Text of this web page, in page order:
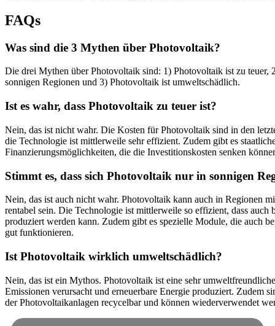
FAQs
Was sind die 3 Mythen über Photovoltaik?
Die drei Mythen über Photovoltaik sind: 1) Photovoltaik ist zu teuer,
sonnigen Regionen und 3) Photovoltaik ist umweltschädlich.
Ist es wahr, dass Photovoltaik zu teuer ist?
Nein, das ist nicht wahr. Die Kosten für Photovoltaik sind in den
die Technologie ist mittlerweile sehr effizient. Zudem gibt es
Finanzierungsmöglichkeiten, die die Investitionskosten senken
Stimmt es, dass sich Photovoltaik nur in sonnigen
Nein, das ist auch nicht wahr. Photovoltaik kann auch in Regionen
rentabel sein. Die Technologie ist mittlerweile so effizient, dass auch
produziert werden kann. Zudem gibt es spezielle Module, die auch
gut funktionieren.
Ist Photovoltaik wirklich umweltschädlich?
Nein, das ist ein Mythos. Photovoltaik ist eine sehr
Emissionen verursacht und erneuerbare Energie produziert. Zudem
der Photovoltaikanlagen recycelbar und können wiederverwendet